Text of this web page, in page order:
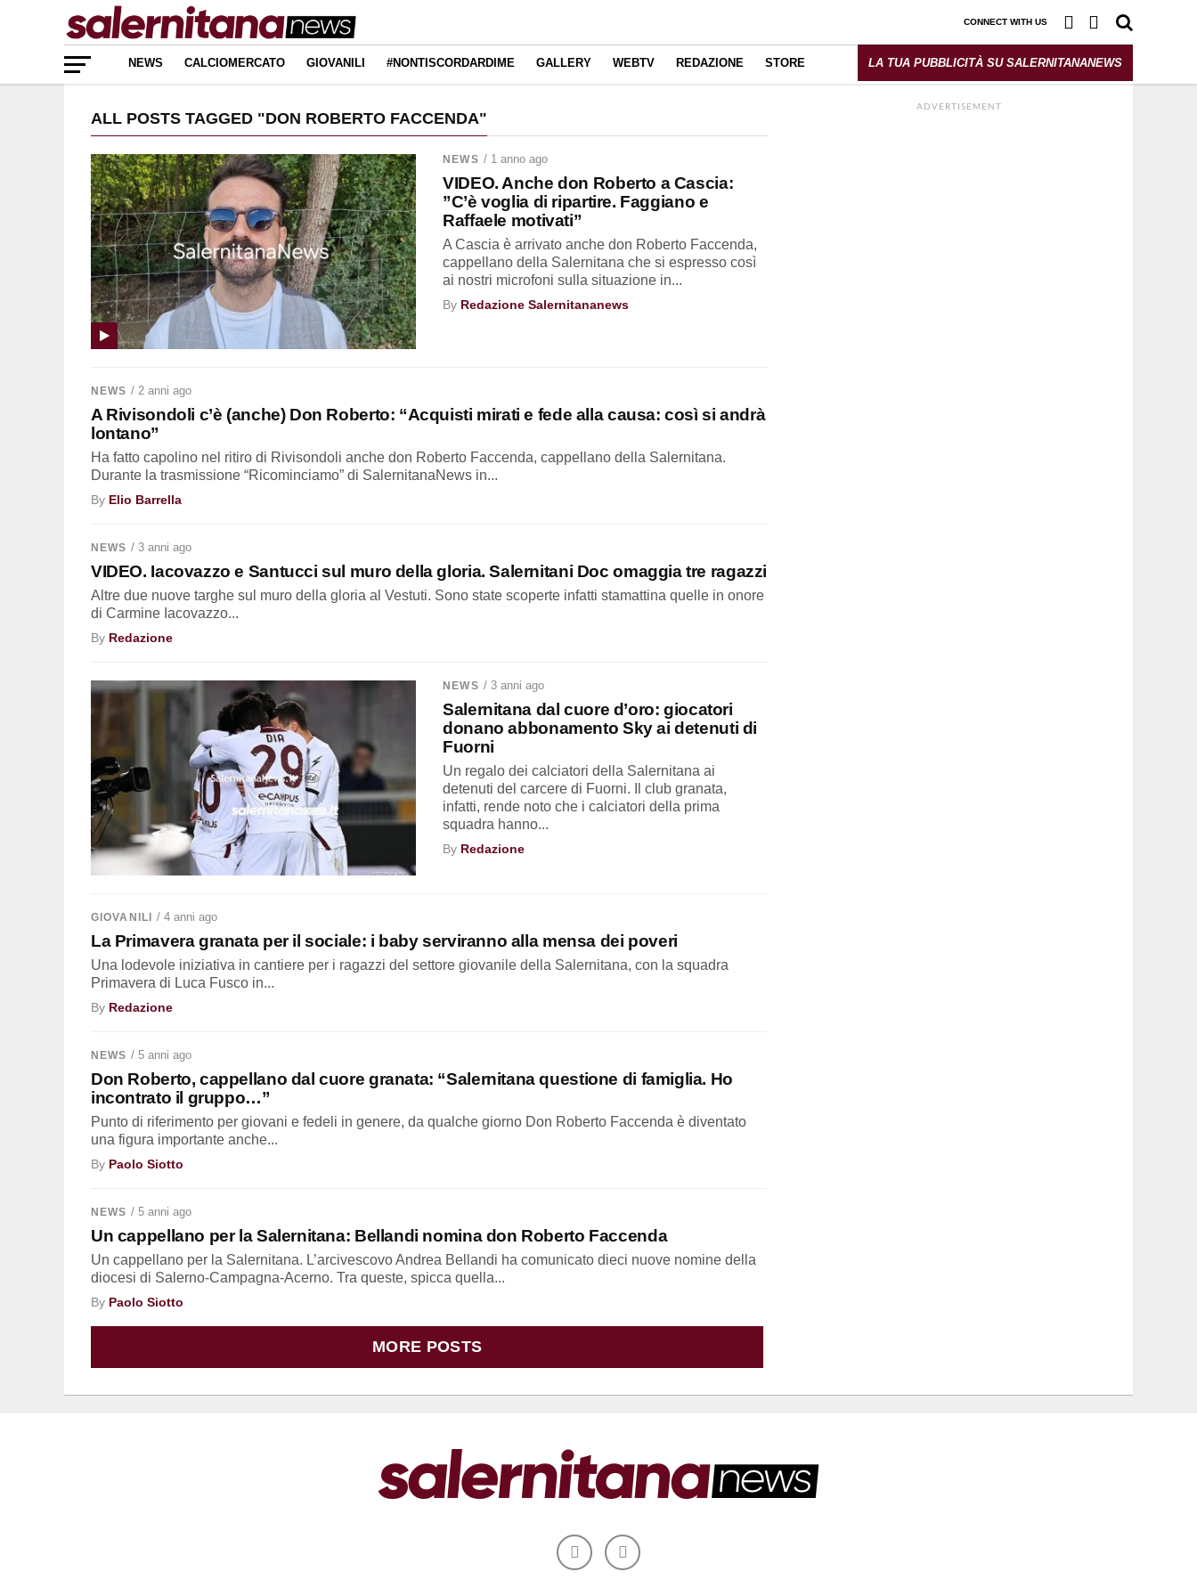
CONNECT WITH US
NEWS CALCIOMERCATO GIOVANILI #NONTISCORDARDIME GALLERY WEBTV REDAZIONE STORE LA TUA PUBBLICITÀ SU SALERNITANANEWS
ALL POSTS TAGGED "DON ROBERTO FACCENDA"
NEWS / 1 anno ago
VIDEO. Anche don Roberto a Cascia:
”C’è voglia di ripartire. Faggiano e
Raffaele motivati”
A Cascia è arrivato anche don Roberto Faccenda,
cappellano della Salernitana che si espresso così
ai nostri microfoni sulla situazione in...
By Redazione Salernitananews
NEWS / 2 anni ago
A Rivisondoli c’è (anche) Don Roberto: “Acquisti mirati e fede alla causa: così si andrà
lontano”
Ha fatto capolino nel ritiro di Rivisondoli anche don Roberto Faccenda, cappellano della Salernitana.
Durante la trasmissione “Ricominciamo” di SalernitanaNews in...
By Elio Barrella
NEWS / 3 anni ago
VIDEO. Iacovazzo e Santucci sul muro della gloria. Salernitani Doc omaggia tre ragazzi
Altre due nuove targhe sul muro della gloria al Vestuti. Sono state scoperte infatti stamattina quelle in onore
di Carmine Iacovazzo...
By Redazione
NEWS / 3 anni ago
Salernitana dal cuore d’oro: giocatori
donano abbonamento Sky ai detenuti di
Fuorni
Un regalo dei calciatori della Salernitana ai
detenuti del carcere di Fuorni. Il club granata,
infatti, rende noto che i calciatori della prima
squadra hanno...
By Redazione
GIOVANILI / 4 anni ago
La Primavera granata per il sociale: i baby serviranno alla mensa dei poveri
Una lodevole iniziativa in cantiere per i ragazzi del settore giovanile della Salernitana, con la squadra
Primavera di Luca Fusco in...
By Redazione
NEWS / 5 anni ago
Don Roberto, cappellano dal cuore granata: “Salernitana questione di famiglia. Ho
incontrato il gruppo…”
Punto di riferimento per giovani e fedeli in genere, da qualche giorno Don Roberto Faccenda è diventato
una figura importante anche...
By Paolo Siotto
NEWS / 5 anni ago
Un cappellano per la Salernitana: Bellandi nomina don Roberto Faccenda
Un cappellano per la Salernitana. L’arcivescovo Andrea Bellandi ha comunicato dieci nuove nomine della
diocesi di Salerno-Campagna-Acerno. Tra queste, spicca quella...
By Paolo Siotto
MORE POSTS
ADVERTISEMENT